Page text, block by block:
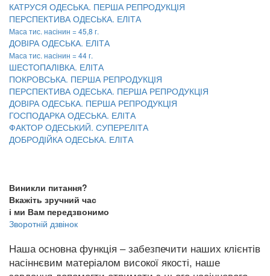
КАТРУСЯ ОДЕСЬКА. ПЕРША РЕПРОДУКЦІЯ
ПЕРСПЕКТИВА ОДЕСЬКА. ЕЛІТА
Маса тис. насінин = 45,8 г.
ДОВІРА ОДЕСЬКА. ЕЛІТА
Маса тис. насінин = 44 г.
ШЕСТОПАЛІВКА. ЕЛІТА
ПОКРОВСЬКА. ПЕРША РЕПРОДУКЦІЯ
ПЕРСПЕКТИВА ОДЕСЬКА. ПЕРША РЕПРОДУКЦІЯ
ДОВІРА ОДЕСЬКА. ПЕРША РЕПРОДУКЦІЯ
ГОСПОДАРКА ОДЕСЬКА. ЕЛІТА
ФАКТОР ОДЕСЬКИЙ. СУПЕРЕЛІТА
ДОБРОДІЙКА ОДЕСЬКА. ЕЛІТА
Виникли питання?
Вкажіть зручний час
і ми Вам передзвонимо
Зворотній дзвінок
Наша основна функція – забезпечити наших клієнтів
насіннєвим матеріалом високої якості, наше